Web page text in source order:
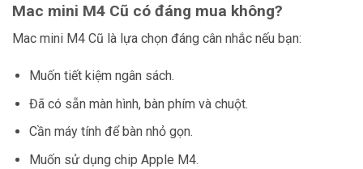
Mac mini M4 Cũ có đáng mua không?
Mac mini M4 Cũ là lựa chọn đáng cân nhắc nếu bạn:
Muốn tiết kiệm ngân sách.
Đã có sẵn màn hình, bàn phím và chuột.
Cần máy tính để bàn nhỏ gọn.
Muốn sử dụng chip Apple M4.